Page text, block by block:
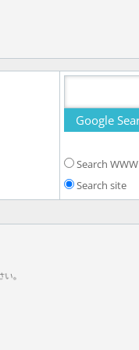
Search WWW
Search site